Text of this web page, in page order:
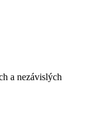
a nezávislých